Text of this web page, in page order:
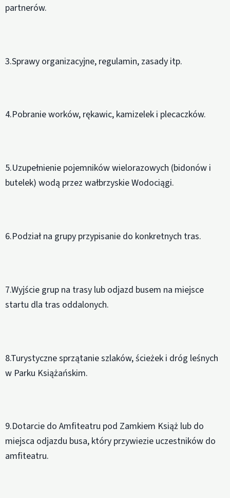
partnerów.
3.Sprawy organizacyjne, regulamin, zasady itp.
4.Pobranie worków, rękawic, kamizelek i plecaczków.
5.Uzupełnienie pojemników wielorazowych (bidonów i
butelek) wodą przez wałbrzyskie Wodociągi.
6.Podział na grupy przypisanie do konkretnych tras.
7.Wyjście grup na trasy lub odjazd busem na miejsce
startu dla tras oddalonych.
8.Turystyczne sprzątanie szlaków, ścieżek i dróg leśnych
w Parku Książańskim.
9.Dotarcie do Amfiteatru pod Zamkiem Książ lub do
miejsca odjazdu busa, który przywiezie uczestników do
amfiteatru.